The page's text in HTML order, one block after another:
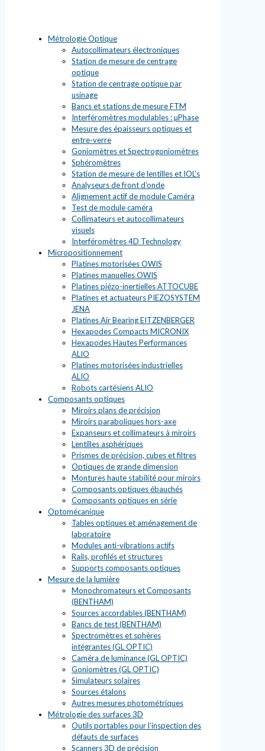
Métrologie Optique
Autocollimateurs électroniques
Station de mesure de centrage
optique
Station de centrage optique par
usinage
Bancs et stations de mesure FTM
Interféromètres modulables : µPhase
Mesure des épaisseurs optiques et
entre-verre
Goniomètres et Spectrogoniomètres
Sphéromètres
Station de mesure de lentilles et IOL’s
Analyseurs de front d’onde
Alignement actif de module Caméra
Test de module caméra
Collimateurs et autocollimateurs
visuels
Interféromètres 4D Technology
Micropositionnement
Platines motorisées OWIS
Platines manuelles OWIS
Platines piézo-inertielles ATTOCUBE
Platines et actuateurs PIEZOSYSTEM
JENA
Platines Air Bearing EITZENBERGER
Hexapodes Compacts MICRONIX
Hexapodes Hautes Performances
ALIO
Platines motorisées industrielles
ALIO
Robots cartésiens ALIO
Composants optiques
Miroirs plans de précision
Miroirs paraboliques hors-axe
Expanseurs et collimateurs à miroirs
Lentilles asphériques
Prismes de précision, cubes et filtres
Optiques de grande dimension
Montures haute stabilité pour miroirs
Composants optiques ébauchés
Composants optiques en série
Optomécanique
Tables optiques et aménagement de
laboratoire
Modules anti-vibrations actifs
Rails, profilés et structures
Supports composants optiques
Mesure de la lumière
Monochromateurs et Composants
(BENTHAM)
Sources accordables (BENTHAM)
Bancs de test (BENTHAM)
Spectromètres et sphères
intégrantes (GL OPTIC)
Caméra de luminance (GL OPTIC)
Goniomètres (GL OPTIC)
Simulateurs solaires
Sources étalons
Autres mesures photométriques
Métrologie des surfaces 3D
Outils portables pour l’inspection des
défauts de surfaces
Scanners 3D de précision